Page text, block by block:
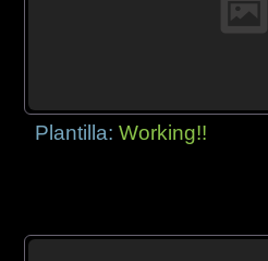
Plantilla:Working!!